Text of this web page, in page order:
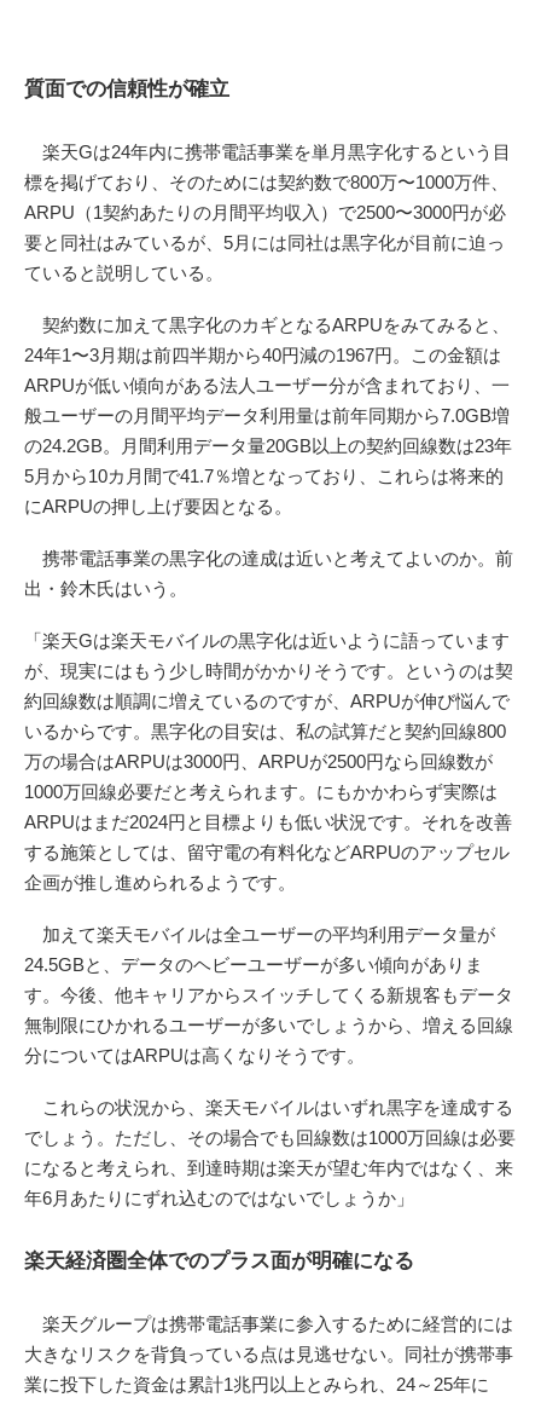
質面での信頼性が確立
楽天Gは24年内に携帯電話事業を単月黒字化するという目
標を掲げており、そのためには契約数で800万〜1000万件、
ARPU（1契約あたりの月間平均収入）で2500〜3000円が必
要と同社はみているが、5月には同社は黒字化が目前に迫っ
ていると説明している。
契約数に加えて黒字化のカギとなるARPUをみてみると、
24年1〜3月期は前四半期から40円減の1967円。この金額は
ARPUが低い傾向がある法人ユーザー分が含まれており、一
般ユーザーの月間平均データ利用量は前年同期から7.0GB増
の24.2GB。月間利用データ量20GB以上の契約回線数は23年
5月から10カ月間で41.7％増となっており、これらは将来的
にARPUの押し上げ要因となる。
携帯電話事業の黒字化の達成は近いと考えてよいのか。前
出・鈴木氏はいう。
「楽天Gは楽天モバイルの黒字化は近いように語っています
が、現実にはもう少し時間がかかりそうです。というのは契
約回線数は順調に増えているのですが、ARPUが伸び悩んで
いるからです。黒字化の目安は、私の試算だと契約回線800
万の場合はARPUは3000円、ARPUが2500円なら回線数が
1000万回線必要だと考えられます。にもかかわらず実際は
ARPUはまだ2024円と目標よりも低い状況です。それを改善
する施策としては、留守電の有料化などARPUのアップセル
企画が推し進められるようです。
加えて楽天モバイルは全ユーザーの平均利用データ量が
24.5GBと、データのヘビーユーザーが多い傾向がありま
す。今後、他キャリアからスイッチしてくる新規客もデータ
無制限にひかれるユーザーが多いでしょうから、増える回線
分についてはARPUは高くなりそうです。
これらの状況から、楽天モバイルはいずれ黒字を達成する
でしょう。ただし、その場合でも回線数は1000万回線は必要
になると考えられ、到達時期は楽天が望む年内ではなく、来
年6月あたりにずれ込むのではないでしょうか」
楽天経済圏全体でのプラス面が明確になる
楽天グループは携帯電話事業に参入するために経営的には
大きなリスクを背負っている点は見逃せない。同社が携帯事
業に投下した資金は累計1兆円以上とみられ、24～25年に